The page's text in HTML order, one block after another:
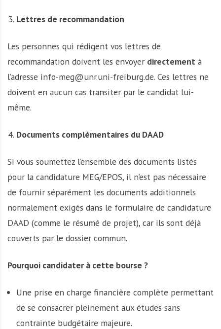
Lettres de recommandation
Les personnes qui rédigent vos lettres de
recommandation doivent les envoyer directement à
l’adresse info-meg@unr.uni-freiburg.de. Ces lettres ne
doivent en aucun cas transiter par le candidat lui-
même.
Documents complémentaires du DAAD
Si vous soumettez l’ensemble des documents listés
pour la candidature MEG/EPOS, il n’est pas nécessaire
de fournir séparément les documents additionnels
normalement exigés dans le formulaire de candidature
DAAD (comme le résumé de projet), car ils sont déjà
couverts par le dossier commun.
Pourquoi candidater à cette bourse ?
Une prise en charge financière complète permettant
de se consacrer pleinement aux études sans
contrainte budgétaire majeure.